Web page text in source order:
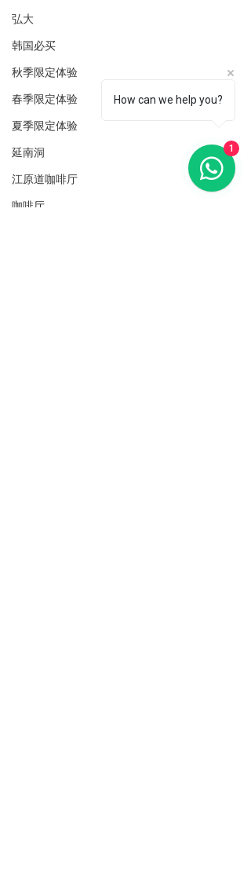
弘大
韩国必买
秋季限定体验
春季限定体验
夏季限定体验
延南洞
江原道咖啡厅
咖啡厅
How can we help you?
1